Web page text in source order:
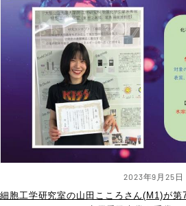
2023年9月25日
細胞工学研究室の山田こころさん(M1)が